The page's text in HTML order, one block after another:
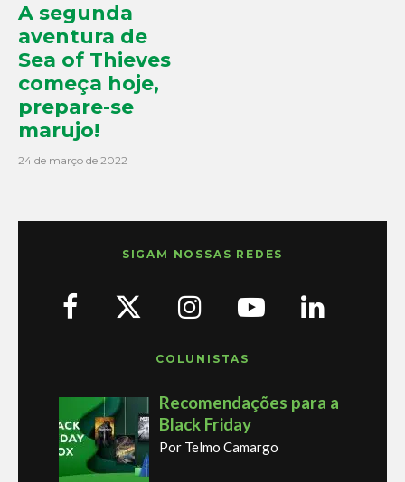
A segunda
aventura de
Sea of Thieves
começa hoje,
prepare-se
marujo!
24 de março de 2022
SIGAM NOSSAS REDES
COLUNISTAS
Recomendações para a
Black Friday
Por Telmo Camargo